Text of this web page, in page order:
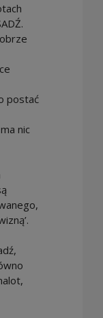
postać
nic